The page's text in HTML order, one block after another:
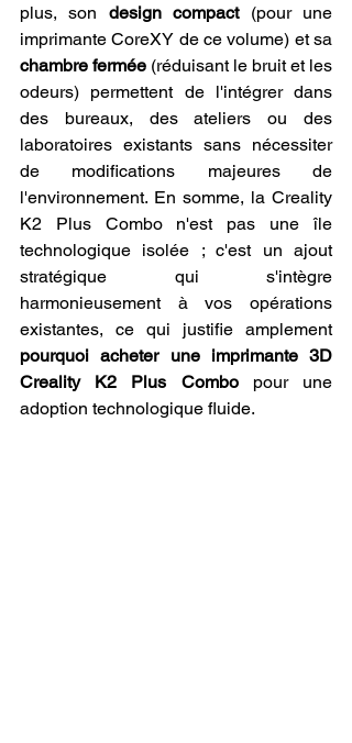
plus, son design compact (pour une
chambre fermée (réduisant le bruit et les
odeurs) permettent de l'intégrer dans
des bureaux, des ateliers ou des
laboratoires existants sans nécessiter
de modifications majeures de
l'environnement. En somme, la Creality
K2 Plus Combo n'est pas une île
technologique isolée ; c'est un ajout
stratégique qui s'intègre
harmonieusement à vos opérations
existantes, ce qui justifie amplement
pourquoi acheter une imprimante 3D
Creality K2 Plus Combo pour une
adoption technologique fluide.